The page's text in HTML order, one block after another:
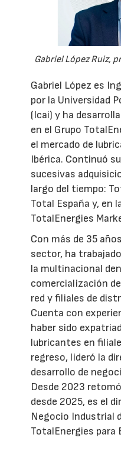
Gabriel López Ruiz,
Gabriel López es
por la Universidad
(Icai) y ha
en el Grupo
el mercado de
Ibérica. Continuó
sucesivas
largo del tiempo:
Total España y, en
TotalEnergies
Con más de 35
sector, ha
la multinacional
comercialización
red y filiales de
Cuenta con
haber sido
lubricantes en
regreso, lideró la
desarrollo de
Desde 2023
desde 2025, es el
Negocio Industrial
TotalEnergies para